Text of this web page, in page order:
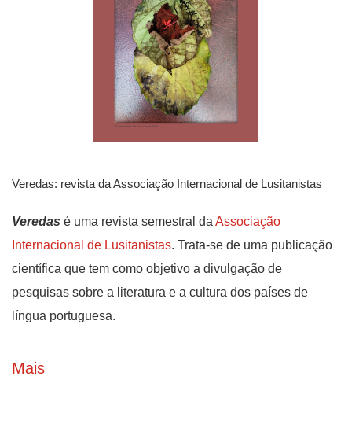
Veredas: revista da Associação Internacional de Lusitanistas
Veredas é uma revista semestral da Associação
Internacional de Lusitanistas. Trata-se de uma publicação
científica que tem como objetivo a divulgação de
pesquisas sobre a literatura e a cultura dos países de
língua portuguesa.
Mais